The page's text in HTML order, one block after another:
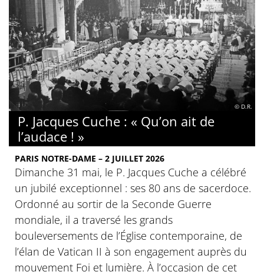
© D.R.
P. Jacques Cuche : « Qu’on ait de
l’audace ! »
PARIS NOTRE-DAME – 2 JUILLET 2026
Dimanche 31 mai, le P. Jacques Cuche a célébré
un jubilé exceptionnel : ses 80 ans de sacerdoce.
Ordonné au sortir de la Seconde Guerre
mondiale, il a traversé les grands
bouleversements de l’Église contemporaine, de
l’élan de Vatican II à son engagement auprès du
mouvement Foi et lumière. À l’occasion de cet